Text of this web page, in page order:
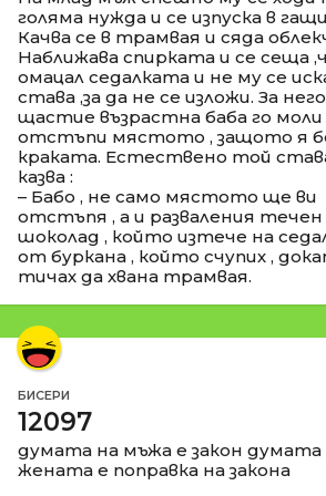
голяма нужда и се изпуска в
Качва се в трамвая и сяда
Наближава спирката и се сеща
омацал седалката и не му се
става ,за да не се изложи. За
щастие възрастна баба го моли
отстъпи мястото , защото я
краката. Естествено той
казва :
– Бабо , не само мястото ще ви
отстъпя , а и разваления течен
шоколад , който изтече на
от буркана , който счупих ,
тичах да хвана трамвая.
БИСЕРИ
12097
думата на мъжа е закон думата
жената е поправка на закона